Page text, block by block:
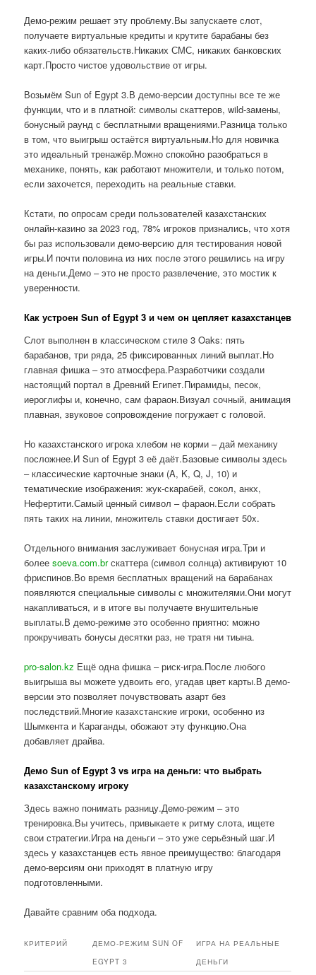
Демо-режим решает эту проблему.Вы запускаете слот,
получаете виртуальные кредиты и крутите барабаны без
каких-либо обязательств.Никаких СМС, никаких банковских
карт.Просто чистое удовольствие от игры.
Возьмём Sun of Egypt 3.В демо-версии доступны все те же
функции, что и в платной: символы скаттеров, wild-замены,
бонусный раунд с бесплатными вращениями.Разница только
в том, что выигрыш остаётся виртуальным.Но для новичка
это идеальный тренажёр.Можно спокойно разобраться в
механике, понять, как работают множители, и только потом,
если захочется, переходить на реальные ставки.
Кстати, по опросам среди пользователей казахстанских
онлайн-казино за 2023 год, 78% игроков признались, что хотя
бы раз использовали демо-версию для тестирования новой
игры.И почти половина из них после этого решились на игру
на деньги.Демо – это не просто развлечение, это мостик к
уверенности.
Как устроен Sun of Egypt 3 и чем он цепляет казахстанцев
Слот выполнен в классическом стиле 3 Oaks: пять
барабанов, три ряда, 25 фиксированных линий выплат.Но
главная фишка – это атмосфера.Разработчики создали
настоящий портал в Древний Египет.Пирамиды, песок,
иероглифы и, конечно, сам фараон.Визуал сочный, анимация
плавная, звуковое сопровождение погружает с головой.
Но казахстанского игрока хлебом не корми – дай механику
посложнее.И Sun of Egypt 3 её даёт.Базовые символы здесь
– классические карточные знаки (A, K, Q, J, 10) и
тематические изображения: жук-скарабей, сокол, анкх,
Нефертити.Самый ценный символ – фараон.Если собрать
пять таких на линии, множитель ставки достигает 50x.
Отдельного внимания заслуживает бонусная игра.Три и
болееsoeva.com.brскаттера (символ солнца) активируют 10
фриспинов.Во время бесплатных вращений на барабанах
появляются специальные символы с множителями.Они могут
накапливаться, и в итоге вы получаете внушительные
выплаты.В демо-режиме это особенно приятно: можно
прокручивать бонусы десятки раз, не тратя ни тиына.
pro-salon.kz Ещё одна фишка – риск-игра.После любого
выигрыша вы можете удвоить его, угадав цвет карты.В демо-
версии это позволяет почувствовать азарт без
последствий.Многие казахстанские игроки, особенно из
Шымкента и Караганды, обожают эту функцию.Она
добавляет драйва.
Демо Sun of Egypt 3 vs игра на деньги: что выбрать
казахстанскому игроку
Здесь важно понимать разницу.Демо-режим – это
тренировка.Вы учитесь, привыкаете к ритму слота, ищете
свои стратегии.Игра на деньги – это уже серьёзный шаг.И
здесь у казахстанцев есть явное преимущество: благодаря
демо-версиям они приходят в платную игру
подготовленными.
Давайте сравним оба подхода.
КРИТЕРИЙ
ДЕМО-РЕЖИМ SUN OF
EGYPT 3
ИГРА НА РЕАЛЬНЫЕ
ДЕНЬГИ